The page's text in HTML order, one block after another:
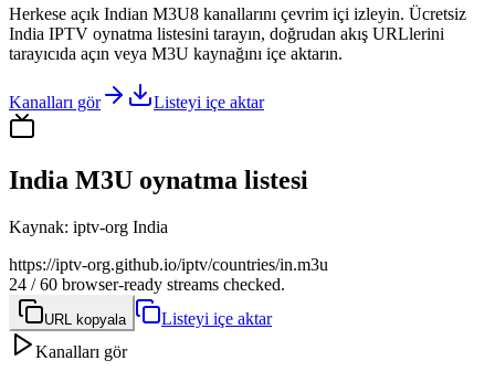
Herkese açık Indian M3U8 kanallarını çevrim içi izleyin. Ücretsiz
India IPTV oynatma listesini tarayın, doğrudan akış URLlerini
tarayıcıda açın veya M3U kaynağını içe aktarın.
Kanalları gör Listeyi içe aktar
India M3U oynatma listesi
Kaynak: iptv-org India
https://iptv-org.github.io/iptv/countries/in.m3u
24 / 60 browser-ready streams checked.
URL kopyala
Listeyi içe aktar
Kanalları gör